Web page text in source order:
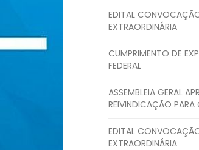
EDITAL
EXTRAORDINÁRIA
CUMPRIMENTO DE
FEDERAL
ASSEMBLEIA GERAL
REIVINDICAÇÃO
EDITAL
EXTRAORDINÁRIA